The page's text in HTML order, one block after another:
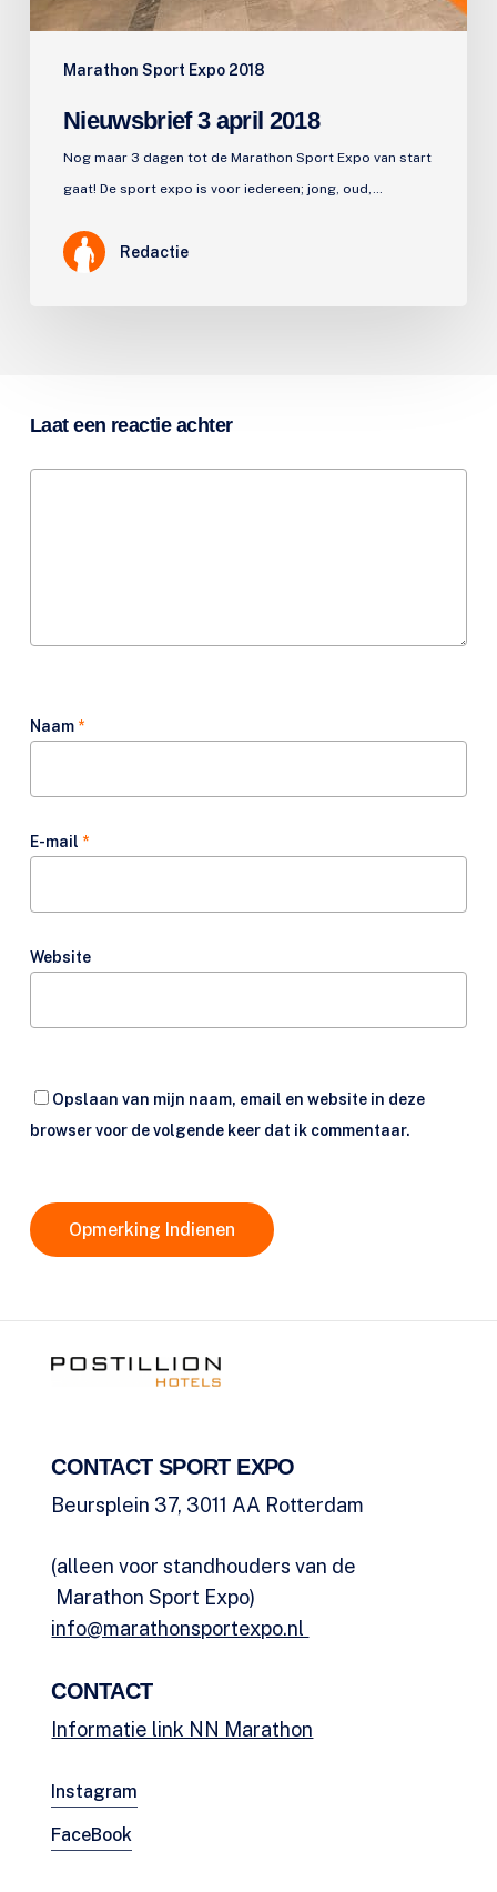
Marathon Sport Expo 2018
Nieuwsbrief 3 april 2018
Nog maar 3 dagen tot de Marathon Sport Expo van start
gaat! De sport expo is voor iedereen; jong, oud,…
Redactie
Laat een reactie achter
Naam *
E-mail *
Website
Opslaan van mijn naam, email en website in deze
browser voor de volgende keer dat ik commentaar.
CONTACT SPORT EXPO
Beursplein 37, 3011 AA Rotterdam
(alleen voor standhouders van de
Marathon Sport Expo)
info@marathonsportexpo.nl
CONTACT
Informatie link NN Marathon
Instagram
FaceBook